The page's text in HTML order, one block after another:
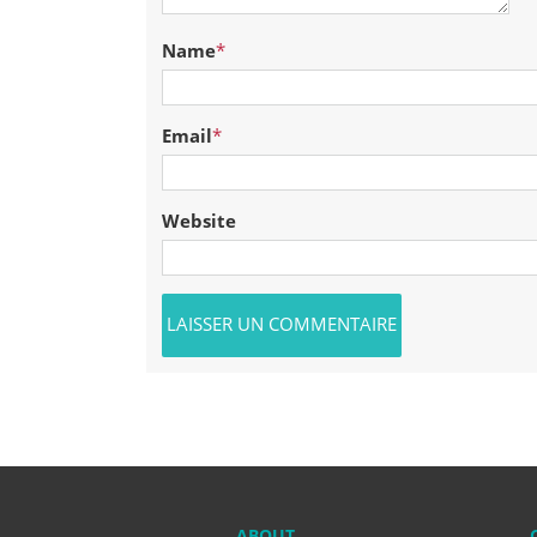
Name*
Email*
Website